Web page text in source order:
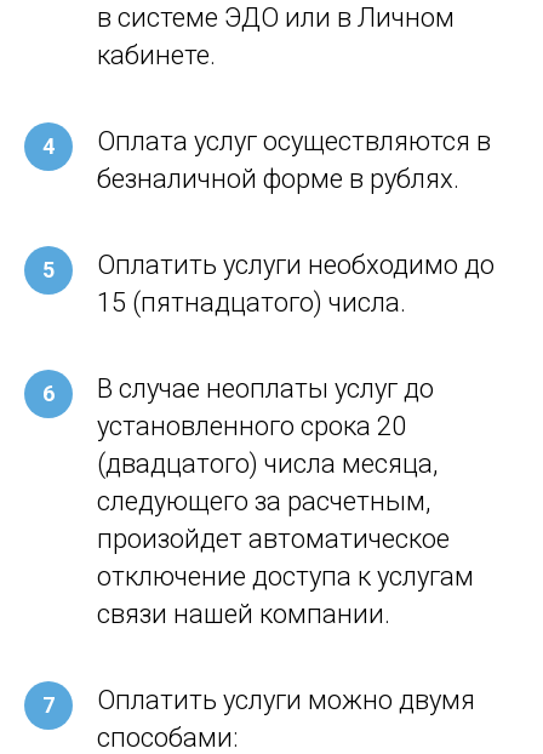
в системе ЭДО или в Личном
кабинете.
Оплата услуг осуществляются в
безналичной форме в рублях.
Оплатить услуги необходимо до
15 (пятнадцатого) числа.
В случае неоплаты услуг до
установленного срока 20
(двадцатого) числа месяца,
следующего за расчетным,
произойдет автоматическое
отключение доступа к услугам
связи нашей компании.
Оплатить услуги можно двумя
способами: